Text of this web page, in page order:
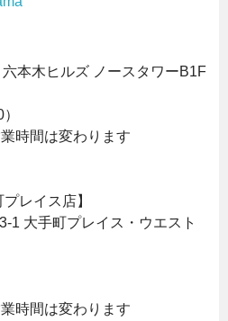
本木ヒルズ ノースタワーB1F
時間は変わります
レイス店】
1 大手町プレイス・ウエスト
時間は変わります